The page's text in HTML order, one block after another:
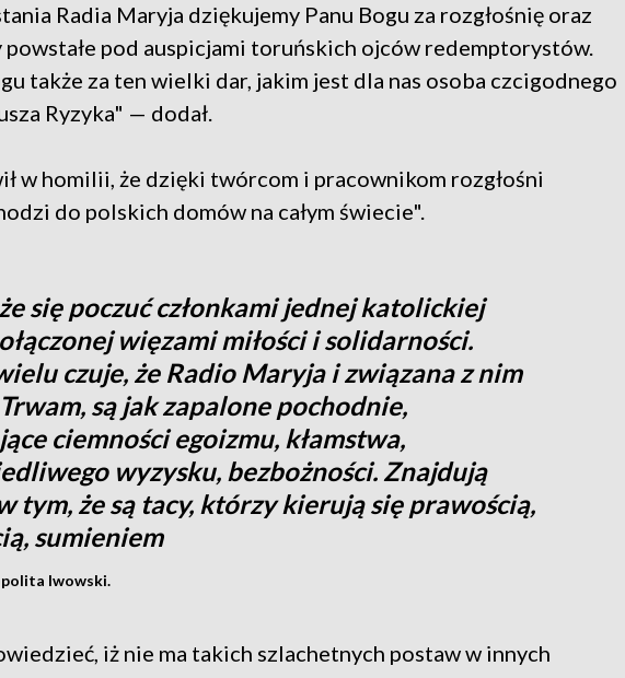
Radia Maryja dziękujemy Panu Bogu za rozgłośnię oraz
powstałe pod auspicjami toruńskich ojców redemptorystów.
także za ten wielki dar, jakim jest dla nas osoba czcigodnego
Ryzyka" — dodał.
w homilii, że dzięki twórcom i pracownikom rozgłośni
do polskich domów na całym świecie".
się poczuć członkami jednej katolickiej
więzami miłości i solidarności.
czuje, że Radio Maryja i związana z nim
są jak zapalone pochodnie,
ciemności egoizmu, kłamstwa,
wyzysku, bezbożności. Znajdują
tym, że są tacy, którzy kierują się prawością,
sumieniem
lwowski.
iż nie ma takich szlachetnych postaw w innych